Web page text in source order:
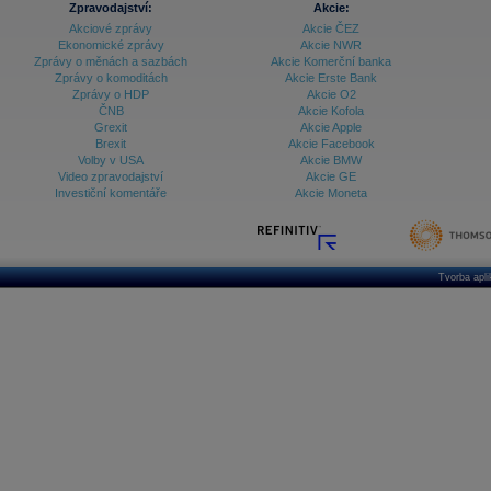
Archiv - Treasury alerty
Archiv - Vývoj české koruny
Archiv analýz - Makroukazatele
Ceny průmyslových výrobců - Data a prognózy
Ceny průmyslových výrobců - Graf (ČR)
Databanka - Akcie
Zpravodajství:
Akciové zprávy
Ekonomické zprávy
Zprávy o měnách a sazbách
Zprávy o komoditách
Zprávy o HDP
ČNB
Grexit
Brexit
Volby v USA
Video zpravodajství
Investiční komentáře
Akcie:
Akcie ČEZ
Akcie NWR
Akcie Komerční banka
Akcie Erste Bank
Akcie O2
Akcie Kofola
Akcie Apple
Akcie Facebook
Akcie BMW
Akcie GE
Akcie Moneta
Tvorba